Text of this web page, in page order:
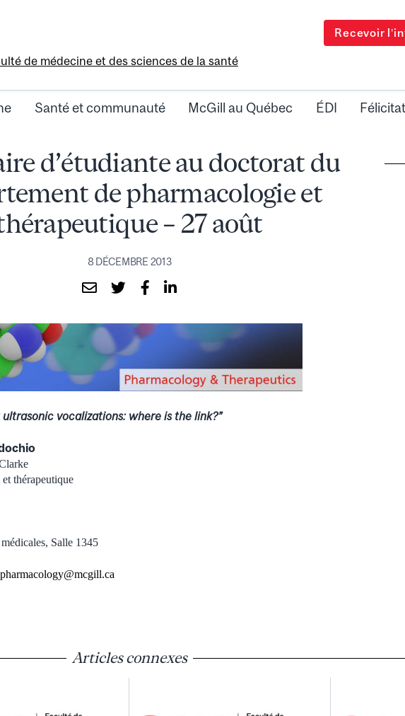
de médecine et des sciences de la santé
Recevoir
Santé et communauté McGill au Québec ÉDI
d’étudiante au doctorat du
de pharmacologie et
– 27 août
8 DÉCEMBRE 2013
vocalizations: where is the link?”
thérapeutique
Salle 1345
Articles connexes